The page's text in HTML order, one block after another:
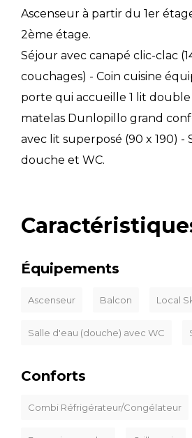
Ascenseur à partir du 1er
2ème étage.
Séjour avec canapé clic-clac
couchages) - Coin cuisine
porte qui accueille 1 lit double
matelas Dunlopillo grand
avec lit superposé (90 x 190) -
douche et WC.
Équipements
Ascenseur Balcon Local
Salle d'eau (douche) avec WC
Conforts
Combi Réfrigérateur/Congélateur